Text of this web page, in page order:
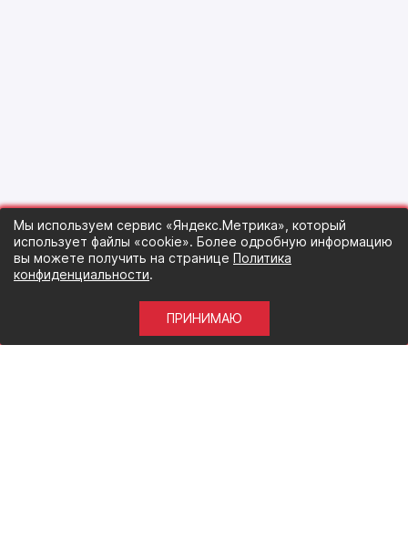
Мы используем сервис «Яндекс.Метрика», который
использует файлы «cookie». Более одробную информацию
вы можете получить на странице Политика
конфиденциальности.
ПРИНИМАЮ